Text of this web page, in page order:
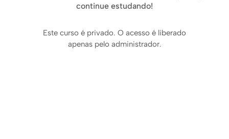
continue estudando!
Este curso é privado. O acesso é liberado
apenas pelo administrador.